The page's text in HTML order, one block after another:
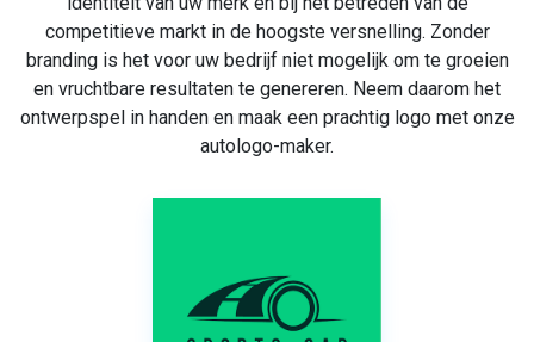
competitieve markt in de hoogste versnelling. Zonder
branding is het voor uw bedrijf niet mogelijk om te groeien
en vruchtbare resultaten te genereren. Neem daarom het
ontwerpspel in handen en maak een prachtig logo met onze
autologo-maker.